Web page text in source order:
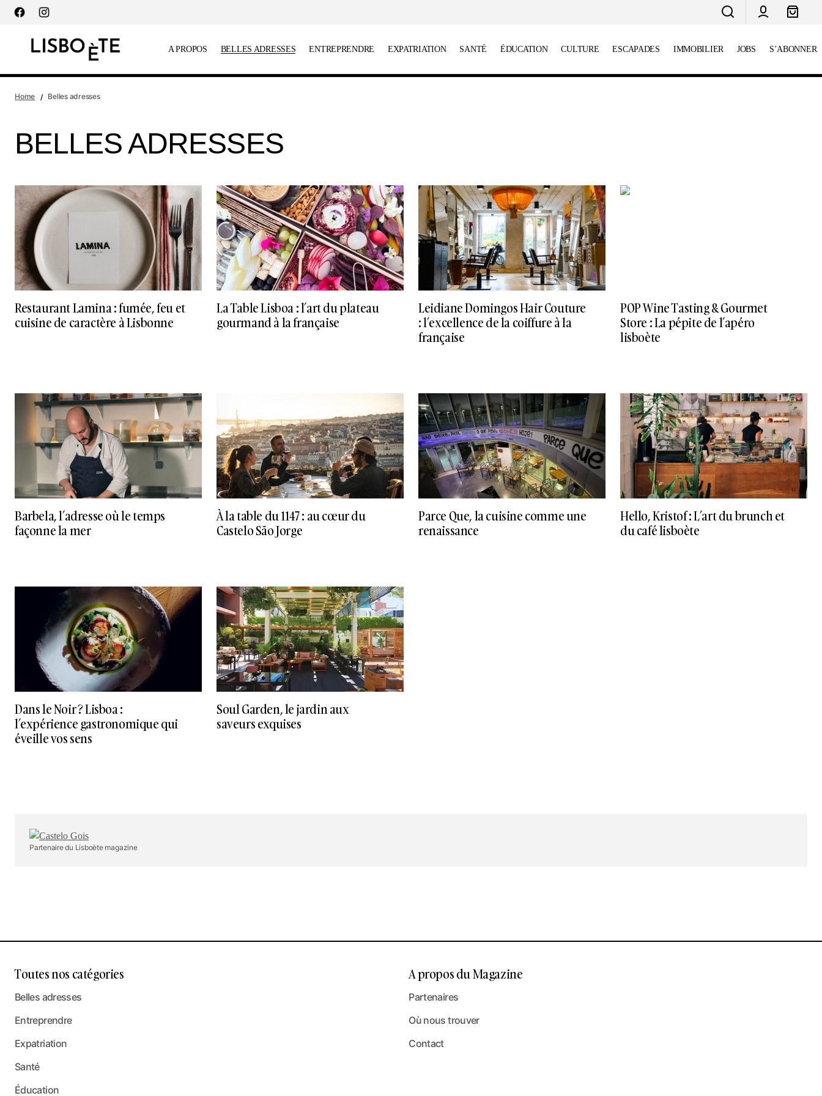
principal
A PROPOS BELLES ADRESSES ENTREPRENDRE EXPATRIATION SANTÉ ÉDUCATION CULTURE ESCAPADES IMMOBILIER JOBS S’ABONNER
Home Belles adresses
BELLES ADRESSES
Restaurant Lamina : fumée, feu et
cuisine de caractère à Lisbonne
La Table Lisboa : l’art du plateau
gourmand à la française
Leidiane Domingos Hair Couture
: l’excellence de la coiffure à la
française
POP Wine Tasting & Gourmet
Store : La pépite de l’apéro
lisboète
Barbela, l’adresse où le temps
façonne la mer
À la table du 1147 : au cœur du
Castelo São Jorge
Parce Que, la cuisine comme une
renaissance
Hello, Kristof : L’art du brunch et
du café lisboète
Dans le Noir ? Lisboa :
l’expérience gastronomique qui
éveille vos sens
Soul Garden, le jardin aux
saveurs exquises
Partenaire du Lisboète magazine
Toutes nos catégories
Belles adresses
Entreprendre
Expatriation
Santé
Éducation
A propos du Magazine
Partenaires
Où nous trouver
Contact